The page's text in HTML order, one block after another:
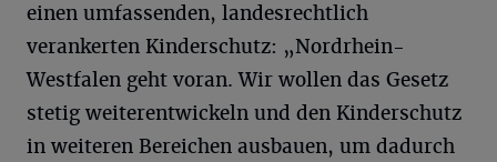
einen umfassenden, landesrechtlich
verankerten Kinderschutz: „Nordrhein-
Westfalen geht voran. Wir wollen das Gesetz
stetig weiterentwickeln und den Kinderschutz
in weiteren Bereichen ausbauen, um dadurch